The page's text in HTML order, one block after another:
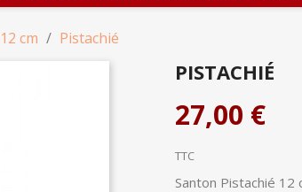
cm Pistachié
PISTACHIÉ
27,00 €
TTC
Santon Pistachié 12